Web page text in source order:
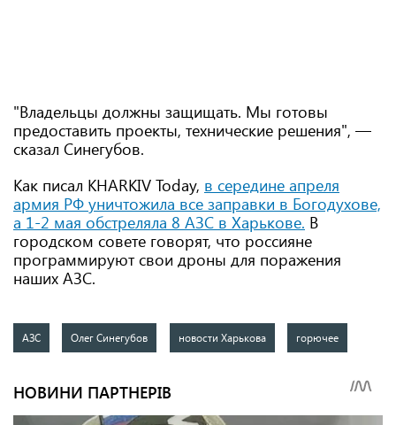
"Владельцы должны защищать. Мы готовы
предоставить проекты, технические решения", —
сказал Синегубов.
Как писал KHARKIV Today, в середине апреля
армия РФ уничтожила все заправки в Богодухове,
а 1-2 мая обстреляла 8 АЗС в Харькове. В
городском совете говорят, что россияне
программируют свои дроны для поражения
наших АЗС.
АЗС Олег Синегубов новости Харькова горючее